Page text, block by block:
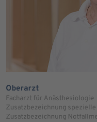
Oberarzt
Facharzt für Anästhesiologie
Zusatzbezeichnung
Zusatzbezeichnung